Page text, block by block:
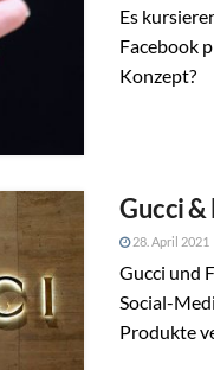
Es
Facebook
Konzept?
Gucci &
28. April 2021
Gucci und
Social-
Produkte